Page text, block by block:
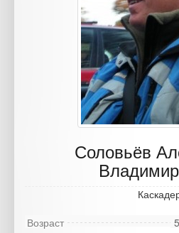
Соловьёв
Возраст